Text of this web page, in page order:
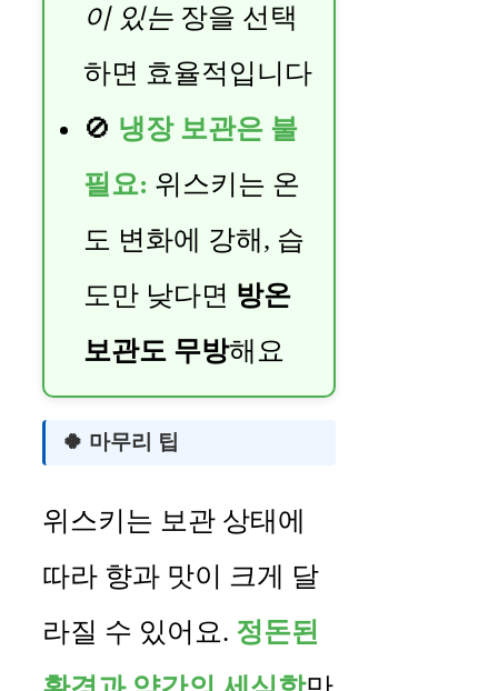
이 있는 장을 선택
하면 효율적입니다
🚫 냉장 보관은 불
필요: 위스키는 온
도 변화에 강해, 습
도만 낮다면 방온
보관도 무방해요
🍀 마무리 팁
위스키는 보관 상태에
따라 향과 맛이 크게 달
라질 수 있어요. 정돈된